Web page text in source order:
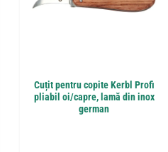
Cuțit pentru copite Kerbl Profi
pliabil oi/capre, lamă din inox
german